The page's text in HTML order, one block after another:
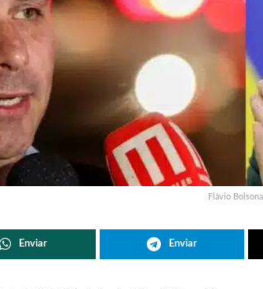
Flávio
Enviar Enviar